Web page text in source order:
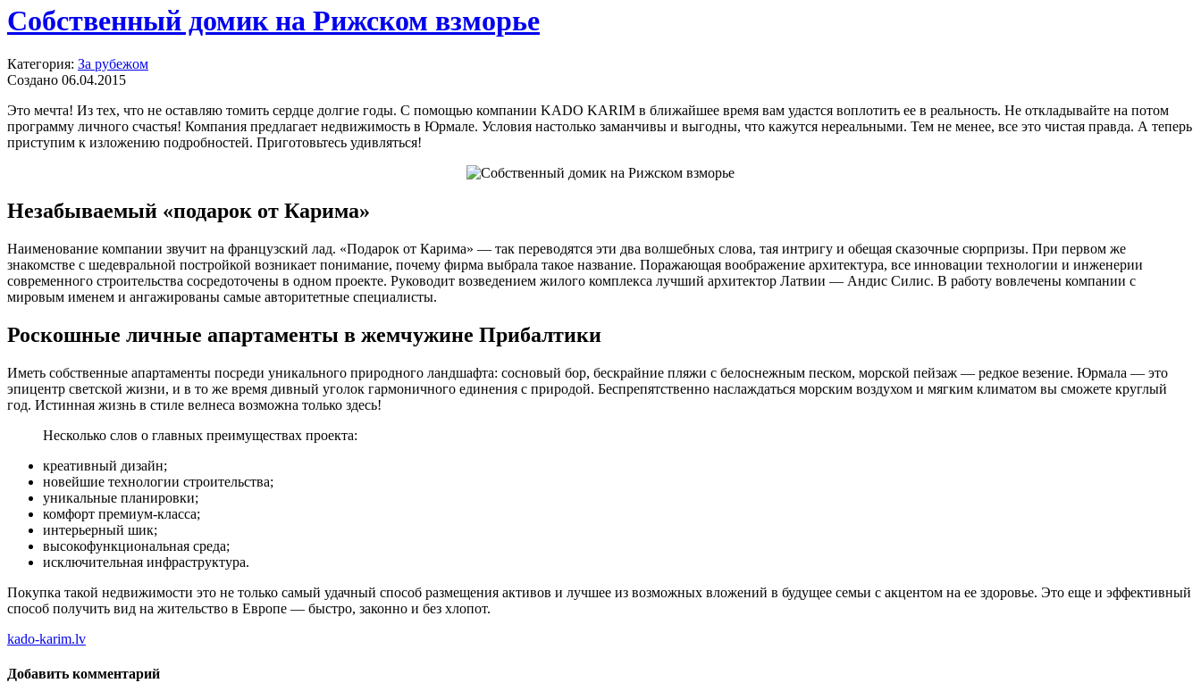
Собственный домик на Рижском взморье
Категория: За рубежом
Создано 06.04.2015
Это мечта! Из тех, что не оставляю томить сердце долгие годы. С помощью компании KADO KARIM в ближайшее время вам удастся воплотить ее в реальность. Не откладывайте на потом
программу личного счастья! Компания предлагает недвижимость в Юрмале. Условия настолько заманчивы и выгодны, что кажутся нереальными. Тем не менее, все это чистая правда. А теперь
приступим к изложению подробностей. Приготовьтесь удивляться!
Незабываемый «подарок от Карима»
Наименование компании звучит на французский лад. «Подарок от Карима» — так переводятся эти два волшебных слова, тая интригу и обещая сказочные сюрпризы. При первом же
знакомстве с шедевральной постройкой возникает понимание, почему фирма выбрала такое название. Поражающая воображение архитектура, все инновации технологии и инженерии
современного строительства сосредоточены в одном проекте. Руководит возведением жилого комплекса лучший архитектор Латвии — Андис Силис. В работу вовлечены компании с
мировым именем и ангажированы самые авторитетные специалисты.
Роскошные личные апартаменты в жемчужине Прибалтики
Иметь собственные апартаменты посреди уникального природного ландшафта: сосновый бор, бескрайние пляжи с белоснежным песком, морской пейзаж — редкое везение. Юрмала — это
эпицентр светской жизни, и в то же время дивный уголок гармоничного единения с природой. Беспрепятственно наслаждаться морским воздухом и мягким климатом вы сможете круглый
год. Истинная жизнь в стиле велнеса возможна только здесь!
Несколько слов о главных преимуществах проекта:
креативный дизайн;
новейшие технологии строительства;
уникальные планировки;
комфорт премиум-класса;
интерьерный шик;
высокофункциональная среда;
исключительная инфраструктура.
Покупка такой недвижимости это не только самый удачный способ размещения активов и лучшее из возможных вложений в будущее семьи с акцентом на ее здоровье. Это еще и эффективный
способ получить вид на жительство в Европе — быстро, законно и без хлопот.
kado-karim.lv
Добавить комментарий